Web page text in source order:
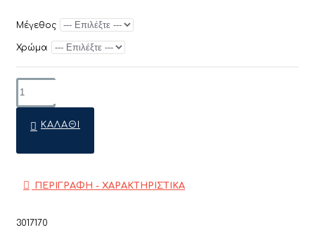
Μέγεθος
Χρώμα
ΚΑΛΆΘΙ
ΠΕΡΙΓΡΑΦΗ - ΧΑΡΑΚΤΗΡΙΣΤΙΚΑ
3017170